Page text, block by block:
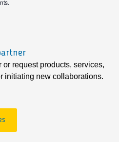
or request products, services,
initiating new collaborations.